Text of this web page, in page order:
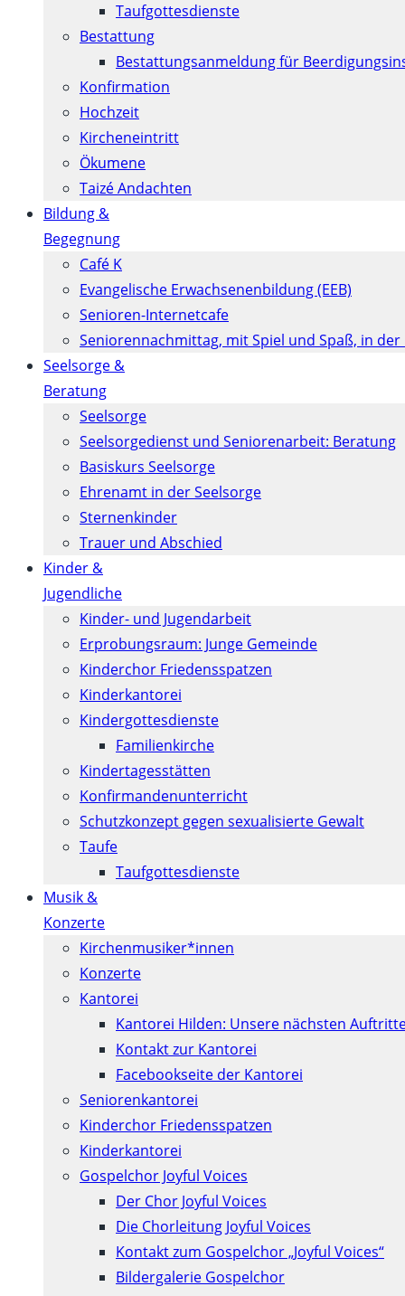
Taufgottesdienste
Bestattung
Bestattungsanmeldung für
Konfirmation
Hochzeit
Kircheneintritt
Ökumene
Taizé Andachten
Bildung &
Begegnung
Café K
Evangelische Erwachsenenbildung (EEB)
Senioren-Internetcafe
Seniorennachmittag, mit Spiel und Spaß, in
Seelsorge &
Beratung
Seelsorge
Seelsorgedienst und Seniorenarbeit: Beratung
Basiskurs Seelsorge
Ehrenamt in der Seelsorge
Sternenkinder
Trauer und Abschied
Kinder &
Jugendliche
Kinder- und Jugendarbeit
Erprobungsraum: Junge Gemeinde
Kinderchor Friedensspatzen
Kinderkantorei
Kindergottesdienste
Familienkirche
Kindertagesstätten
Konfirmanden­unterricht
Schutzkonzept gegen sexualisierte Gewalt
Taufe
Taufgottesdienste
Musik &
Konzerte
Kirchenmusiker*innen
Konzerte
Kantorei
Kantorei Hilden: Unsere nächsten
Kontakt zur Kantorei
Facebookseite der Kantorei
Seniorenkantorei
Kinderchor Friedensspatzen
Kinderkantorei
Gospelchor Joyful Voices
Der Chor Joyful Voices
Die Chorleitung Joyful Voices
Kontakt zum Gospelchor „Joyful Voices“
Bildergalerie Gospelchor